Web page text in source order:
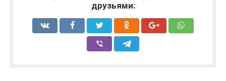
друзьями: